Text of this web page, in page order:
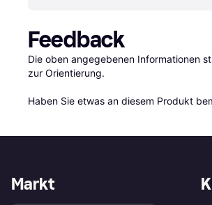
Feedback
Die oben angegebenen Informationen
zur Orientierung.
Haben Sie etwas an diesem Produkt
Markt